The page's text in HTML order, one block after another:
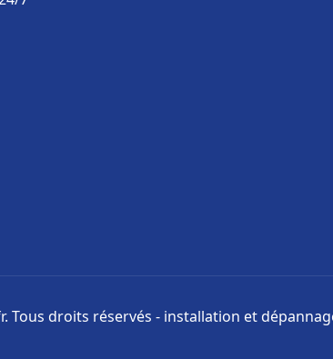
Tous droits réservés - installation et